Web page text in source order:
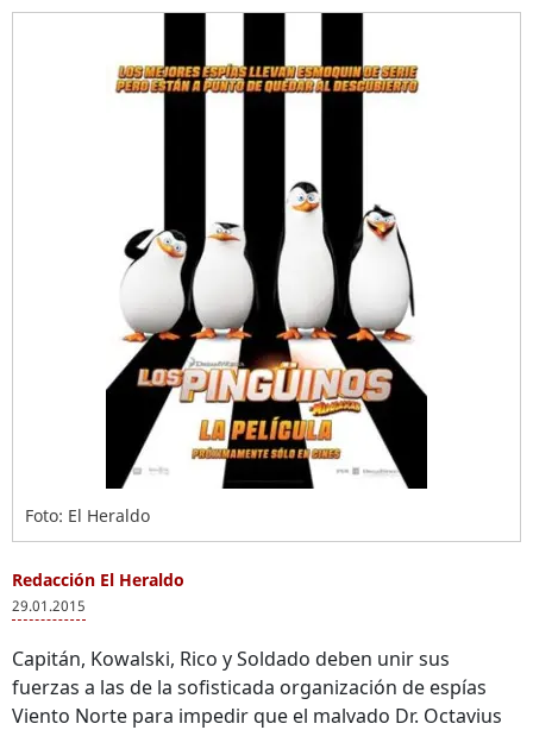
Foto: El Heraldo
Redacción El Heraldo
29.01.2015
Capitán, Kowalski, Rico y Soldado deben unir sus
fuerzas a las de la sofisticada organización de espías
Viento Norte para impedir que el malvado Dr. Octavius